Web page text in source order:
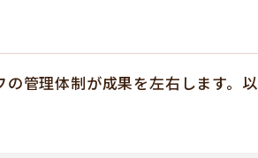
管理体制が成果を左右します。以